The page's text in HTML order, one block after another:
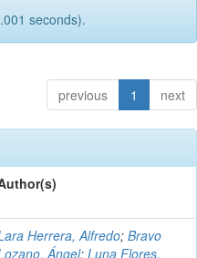
seconds).
previous 1 next
Herrera, Alfredo; Bravo
Ángel; Luna Flores,